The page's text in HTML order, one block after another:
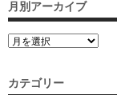
月別アーカイブ
カテゴリー